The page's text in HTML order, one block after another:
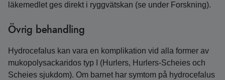
läkemedlet ges direkt i ryggvätskan (se under Forskning).
Övrig behandling
Hydrocefalus kan vara en komplikation vid alla former av
mukopolysackaridos typ I (Hurlers, Hurlers-Scheies och
Scheies sjukdom). Om barnet har symtom på hydrocefalus